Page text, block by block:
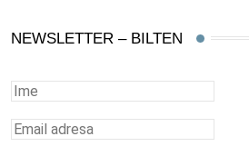
NEWSLETTER – BILTEN